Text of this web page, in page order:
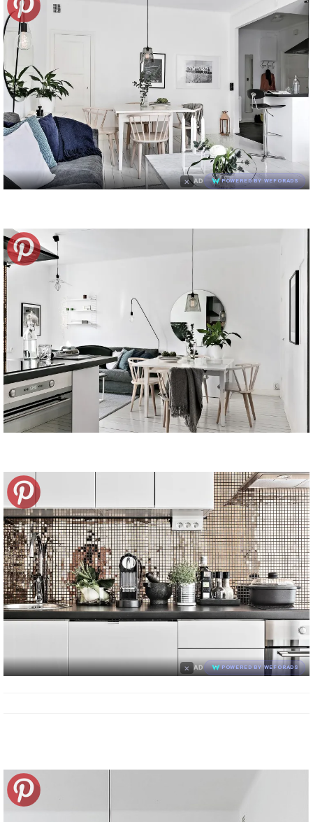
× AD POWERED BY WEFORADS
× AD POWERED BY WEFORADS